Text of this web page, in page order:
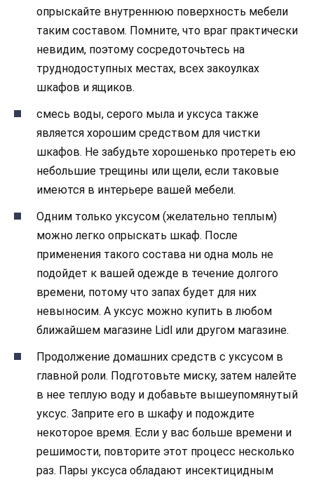
опрыскайте внутреннюю поверхность мебели
таким составом. Помните, что враг практически
невидим, поэтому сосредоточьтесь на
труднодоступных местах, всех закоулках
шкафов и ящиков.
смесь воды, серого мыла и уксуса также
является хорошим средством для чистки
шкафов. Не забудьте хорошенько протереть ею
небольшие трещины или щели, если таковые
имеются в интерьере вашей мебели.
Одним только уксусом (желательно теплым)
можно легко опрыскать шкаф. После
применения такого состава ни одна моль не
подойдет к вашей одежде в течение долгого
времени, потому что запах будет для них
невыносим. А уксус можно купить в любом
ближайшем магазине Lidl или другом магазине.
Продолжение домашних средств с уксусом в
главной роли. Подготовьте миску, затем налейте
в нее теплую воду и добавьте вышеупомянутый
уксус. Заприте его в шкафу и подождите
некоторое время. Если у вас больше времени и
решимости, повторите этот процесс несколько
раз. Пары уксуса обладают инсектицидным